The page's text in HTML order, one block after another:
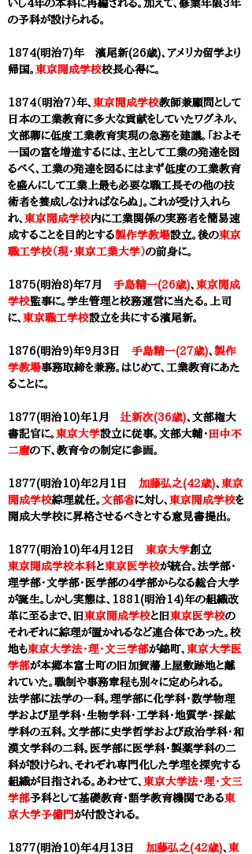
いし4年の本科に再編される。加えて、修業年限3年
の予科が設けられる。
1874(明治7)年 濱尾新(26歳)、アメリカ留学より
帰国。 東京開成学校校長心得に。
1874（明治7）年、 東京開成学校教師兼顧問として
日本の工業教育に多大な貢献をしていたワグネル、
文部卿に低度工業教育実現の急務を建議。「およそ
一国の富を増進するには、主として工業の発達を図
るべく、工業の発達を図るにはまず低度の工業教育
を盛んにして工業上最も必要な職工長その他の技
術者を養成しなければならぬ」。これが受け入れら
れ、 東京開成学校内に工業関係の実務者を簡易速
成することを目的とする製作学教場設立。後の東京
職工学校（現・東京工業大学）の前身に。
1875(明治8)年7月 手島精一(26歳)、 東京開成
学校監事に。学生管理と校務運営に当たる。上司
に、 東京職工学校設立を共にする濱尾新。
1876(明治9)年9月3日 手島精一(27歳)、 製作
学教場事務取締を兼務。はじめて、工業教育にあた
ることに。​
1877(明治10)年1月 辻新次(36歳)、文部権大
書記官に。 東京大学設立に従事。文部大輔・ 田中不
二麿の下、教育令の制定に参画。
1877(明治10)年2月1日 加藤弘之(42歳)、 東京
開成学校綜理就任。 文部省に対し、 東京開成学校を
開成大学校に昇格させるべきとする意見書提出。
1877(明治10)年4月12日 東京大学創立
東京開成学校本科と東京医学校が統合。法学部・
理学部・文学部・医学部の4学部からなる総合大学
が誕生。しかし実態は、1881(明治14)年の組織改
革に至るまで、旧東京開成学校と旧東京医学校の
それぞれに綜理が置かれるなど連合体であった。校
地も東京大学法・理・文三学部が錦町、 東京大学医
学部が本郷本富士町の旧加賀藩上屋敷跡地と離
れていた。職制や事務章程も別々に定められる。
法学部に法学の一科。理学部に化学科・数学物理
学および星学科・生物学科・工学科・地質学・採鉱
学科の五科。文学部に史学哲学および政治学科・和
漢文学科の二科。医学部に医学科・製薬学科の二
科が設けられ、それぞれ専門化した学理を探究する
組織が目指される。あわせて、 東京大学法・理・文三
学部予科として基礎教育・語学教育機関である東
京大学予備門 が付設される。
1877(明治10)年4月13日 加藤弘之(42歳)、 東